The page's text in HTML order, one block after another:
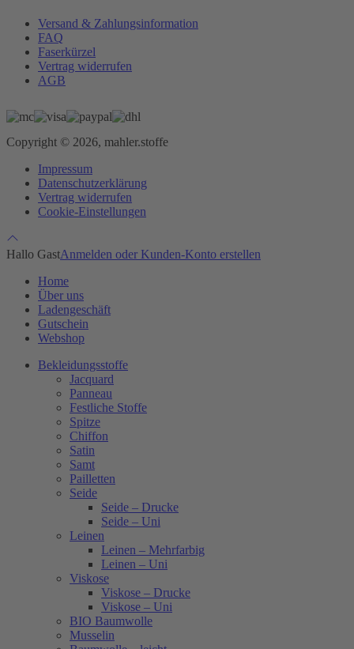
Versand & Zahlungsinformation
FAQ
Faserkürzel
Vertrag widerrufen
AGB
Copyright © 2026, mahler.stoffe
Impressum
Datenschutzerklärung
Vertrag widerrufen
Cookie-Einstellungen
Hallo GastAnmelden oder Kunden-Konto erstellen
Home
Über uns
Ladengeschäft
Gutschein
Webshop
Bekleidungsstoffe
Jacquard
Panneau
Festliche Stoffe
Spitze
Chiffon
Satin
Samt
Pailletten
Seide
Seide – Drucke
Seide – Uni
Leinen
Leinen – Mehrfarbig
Leinen – Uni
Viskose
Viskose – Drucke
Viskose – Uni
BIO Baumwolle
Musselin